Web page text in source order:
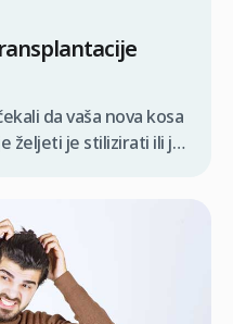
da vaša nova kosa
željeti je stilizirati ili joj
ključno
ili oštećenja
njihove najranjivije
[…]